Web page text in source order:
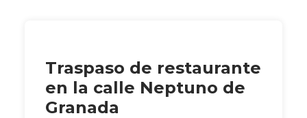
Traspaso de restaurante
en la calle Neptuno de
Granada